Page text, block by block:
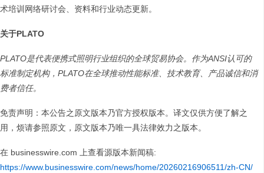
术培训网络研讨会、资料和行业动态更新。
关于PLATO
PLATO是代表便携式照明行业组织的全球贸易协会。作为ANSI认可的
标准制定机构，PLATO在全球推动性能标准、技术教育、产品诚信和消
费者信任。
免责声明：本公告之原文版本乃官方授权版本。译文仅供方便了解之
用，烦请参照原文，原文版本乃唯一具法律效力之版本。
在 businesswire.com 上查看源版本新闻稿:
https://www.businesswire.com/news/home/20260216906511/zh-CN/